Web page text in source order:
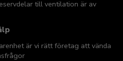
till ventilation är av
är vi rätt företag att vända